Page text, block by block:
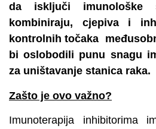
da isključi imunološke
kombiniraju, cjepiva i
kontrolnih točaka
bi oslobodili punu snagu
za uništavanje stanica raka.
Zašto je ovo važno?
Imunoterapija inhibitorima